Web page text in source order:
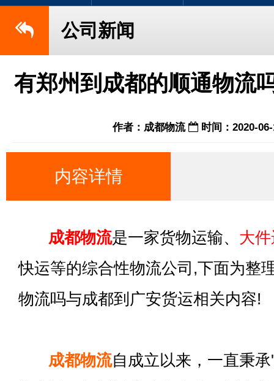
公司新闻
有郑州到成都的顺通物流
作者：成都物流 时间：2020-
内容详情
成都物流是一家货物运输、 大
快运等的综合性物流公司,下面为整
物流吗与成都到广安货运相关内容!
成都物流自成立以来，一直秉